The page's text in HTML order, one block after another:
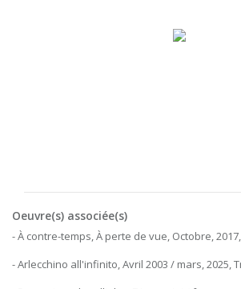
Oeuvre(s) associée(s)
- À contre-temps, À perte de vue, Octobre, 2017,
- Arlecchino all'infinito, Avril 2003 / mars, 2025,